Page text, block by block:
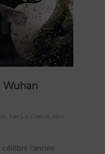
Wuhan
FierS à Cheval Non
l’année